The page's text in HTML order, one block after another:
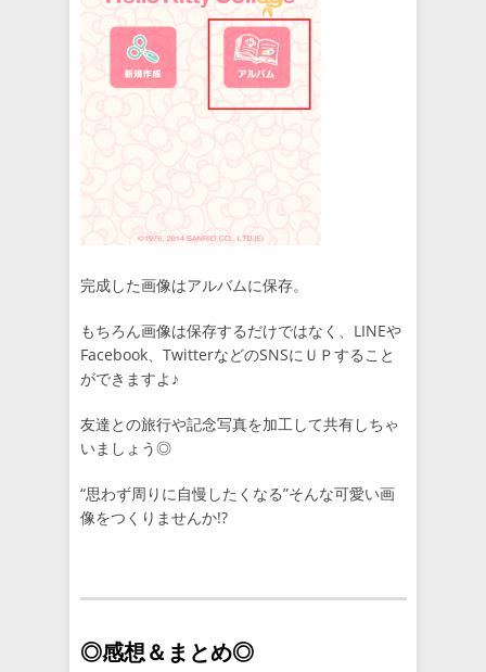
完成した画像はアルバムに保存。
もちろん画像は保存するだけではなく、LINEや
Facebook、TwitterなどのSNSにＵＰすること
ができますよ♪
友達との旅行や記念写真を加工して共有しちゃ
いましょう◎
“思わず周りに自慢したくなる”そんな可愛い画
像をつくりませんか!?
◎感想＆まとめ◎